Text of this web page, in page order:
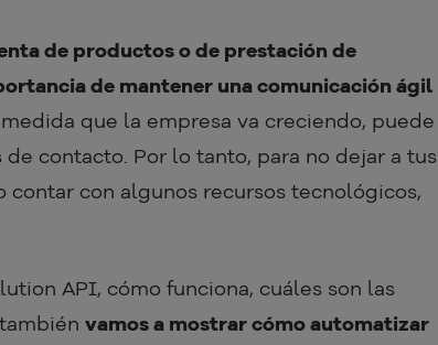
de productos o de prestación de
de mantener una comunicación ágil
que la empresa va creciendo, puede
contacto. Por lo tanto, para no dejar a tus
contar con algunos recursos tecnológicos,
API, cómo funciona, cuáles son las
vamos a mostrar cómo automatizar